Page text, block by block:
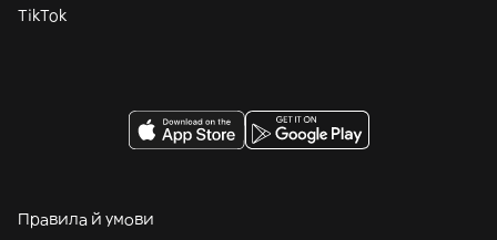
TikTok
Правила й умови